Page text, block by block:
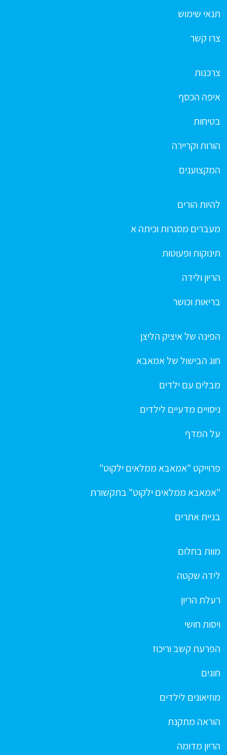
תנאי שימוש
צרו קשר
צרכנות
איפה הכסף
בטיחות
הורות וקריירה
המקצוענים
להיות הורים
מעברים מסגרות וכיתה א
תינוקות ופעוטות
הריון ולידה
בריאות וכושר
הפינה של איציק הליצן
חוג הבישול של אמאבא
מבלים עם ילדים
ניסויים מדעיים לילדים
על המדף
פרוייקט "אמאבא ממלאים ילקוט"
"אמאבא ממלאים ילקוט" בתקשורת
בניית אתרים
מוות בחלום
לידה שקטה
רעלת הריון
ויסות חושי
הפרעת קשב וריכוז
חוגים
מוזיאונים לילדים
הוראה מתקנת
הריון מדומה